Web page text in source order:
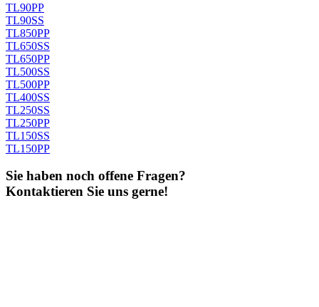
TL90PP
TL90SS
TL850PP
TL650SS
TL650PP
TL500SS
TL500PP
TL400SS
TL250SS
TL250PP
TL150SS
TL150PP
Sie haben noch offene Fragen?
Kontaktieren Sie uns gerne!